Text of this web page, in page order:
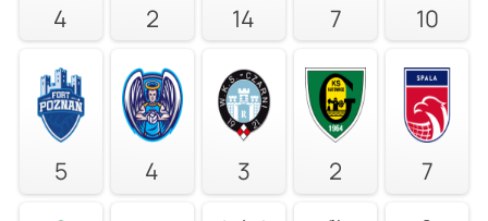
4 2 14 7 10
5 4 3 2 7